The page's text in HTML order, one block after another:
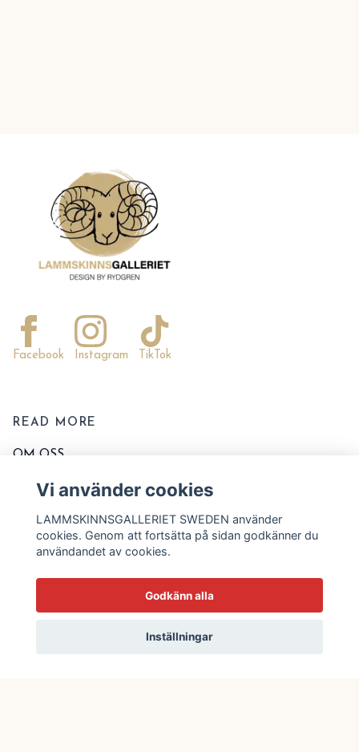
Facebook Instagram TikTok
READ MORE
OM OSS
KONTAKTA OSS
KÖPVILLKOR
TVÄTT OCH SKÖTSELRÅD
STORLEKSSCHEMA
BLOGG
Vi använder cookies
LAMMSKINNSGALLERIET SWEDEN använder
cookies. Genom att fortsätta på sidan godkänner du
användandet av cookies.
Godkänn alla
Inställningar